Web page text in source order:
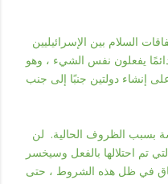
يفعلون نفس الشيء ، وهو
تم احتلالها بالفعل وسيخسر
في ظل هذه الشروط ، حتى